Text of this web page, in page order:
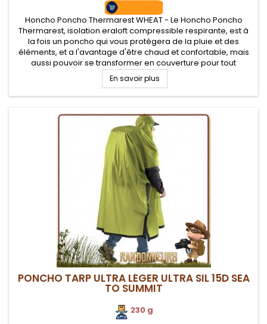
Honcho Poncho Thermarest WHEAT - Le Honcho Poncho
Thermarest, isolation eraloft compressible respirante, est à
la fois un poncho qui vous protègera de la pluie et des
éléments, et a l'avantage d'être chaud et confortable, mais
aussi pouvoir se transformer en couverture pour tout
campement bushcraft et nature. Se replie dans sa poche
ventrale intégrée
En savoir plus
PONCHO TARP ULTRA LÉGER ULTRA SIL 15D SEA
TO SUMMIT
230 g